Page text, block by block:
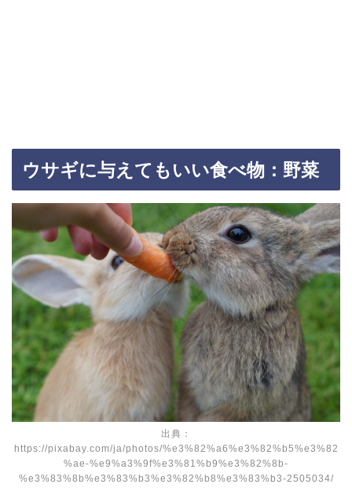
ウサギに与えてもいい食べ物：野菜
出典：
https://pixabay.com/ja/photos/%e3%82%a6%e3%82%b5%e3%82
%ae-%e9%a3%9f%e3%81%b9%e3%82%8b-
%e3%83%8b%e3%83%b3%e3%82%b8%e3%83%b3-2505034/